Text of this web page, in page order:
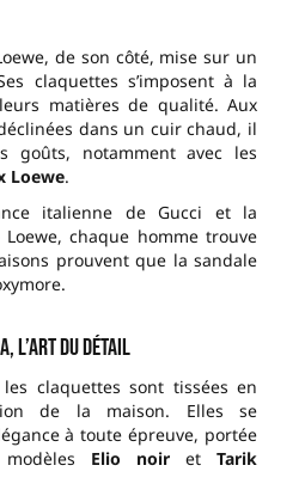
de son côté, mise sur un
claquettes s’imposent à la
matières de qualité. Aux
dans un cuir chaud, il
notamment avec les
Loewe.
italienne de Gucci et la
chaque homme trouve
prouvent que la sandale
l’art du détail
claquettes sont tissées en
de la maison. Elles se
à toute épreuve, portée
Elio noir et Tarik